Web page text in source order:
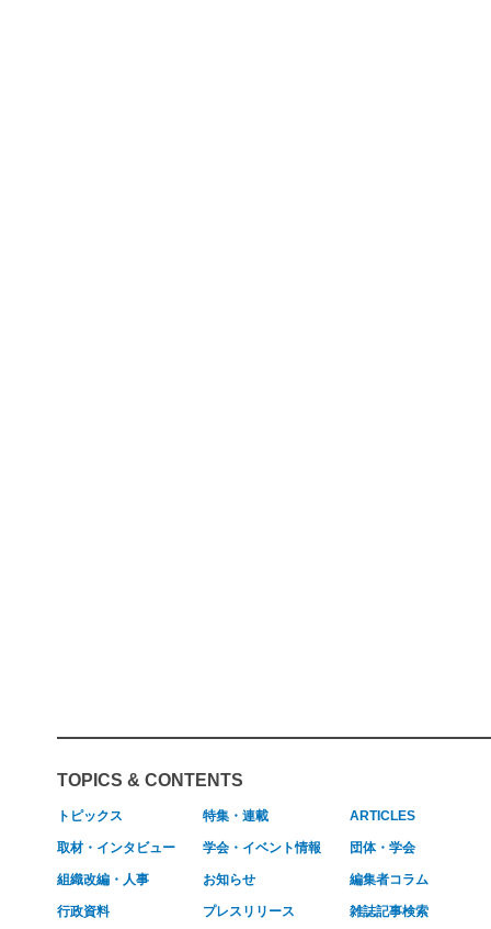
TOPICS & CONTENTS
トピックス 特集・連載 ARTICLES
取材・インタビュー 学会・イベント情報 団体・学会
組織改編・人事 お知らせ 編集者コラム
行政資料 プレスリリース 雑誌記事検索